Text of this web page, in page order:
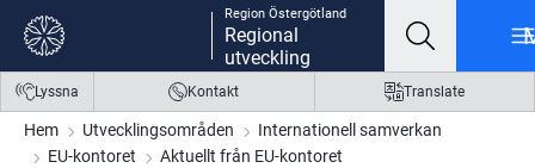
Gå till innehåll
Gå till meny
Gå till sidfot
Region Östergötland
Regional
utveckling
Lyssna Kontakt Translate
Hem Utvecklingsområden
Internationell samverkan
EU-kontoret
Aktuellt från EU-kontoret